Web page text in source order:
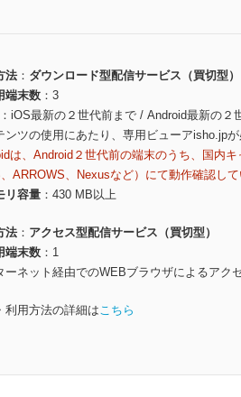
法
ダウンロード型配信サービス（買切型）
端末数
3
iOS最新の２世代前まで / Android最新の２
ツの使用にあたり、専用ビューアisho.jp
は、Android２世代前の端末のうち、国内
ARROWS、Nexusなど）にて動作確認し
リ容量
430 MB以上
法
アクセス型配信サービス（買切型）
端末数
1
ネット経由でのWEBブラウザによるアク
用方法の詳細はこちら